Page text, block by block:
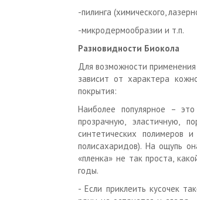
-пилинга (химического,
-микродермообразии и т.п.
Разновидности Биокола
Для возможности
зависит от характера
покрытия:
Наиболее популярное –
прозрачную, эластичную,
синтетических полимеров
полисахаридов). На ощупь
«пленка» не так проста,
годы.
- Если приклеить кусочек